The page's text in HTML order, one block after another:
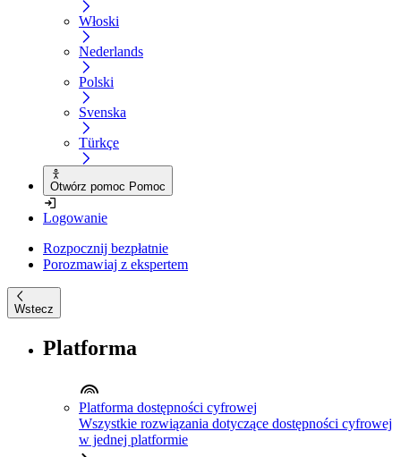
Włoski
Nederlands
Polski
Svenska
Türkçe
Otwórz pomoc Pomoc
Logowanie
Rozpocznij bezpłatnie
Porozmawiaj z ekspertem
Wstecz
Platforma
Platforma dostępności cyfrowej
Wszystkie rozwiązania dotyczące dostępności cyfrowej
w jednej platformie